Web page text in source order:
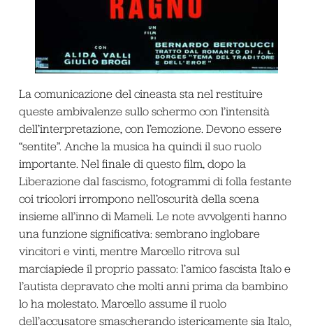
La comunicazione del cineasta sta nel restituire
queste ambivalenze sullo schermo con l’intensità
dell’interpretazione, con l’emozione. Devono essere
“sentite”. Anche la musica ha quindi il suo ruolo
importante. Nel finale di questo film, dopo la
Liberazione dal fascismo, fotogrammi di folla festante
coi tricolori irrompono nell’oscurità della scena
insieme all’inno di Mameli. Le note avvolgenti hanno
una funzione significativa: sembrano inglobare
vincitori e vinti, mentre Marcello ritrova sul
marciapiede il proprio passato: l’amico fascista Italo e
l’autista depravato che molti anni prima da bambino
lo ha molestato. Marcello assume il ruolo
dell’accusatore smascherando istericamente sia Italo,